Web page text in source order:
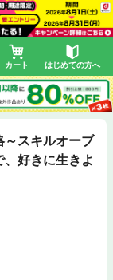
カート はじめての方へ
～スキルオーブ
好きに生きよ